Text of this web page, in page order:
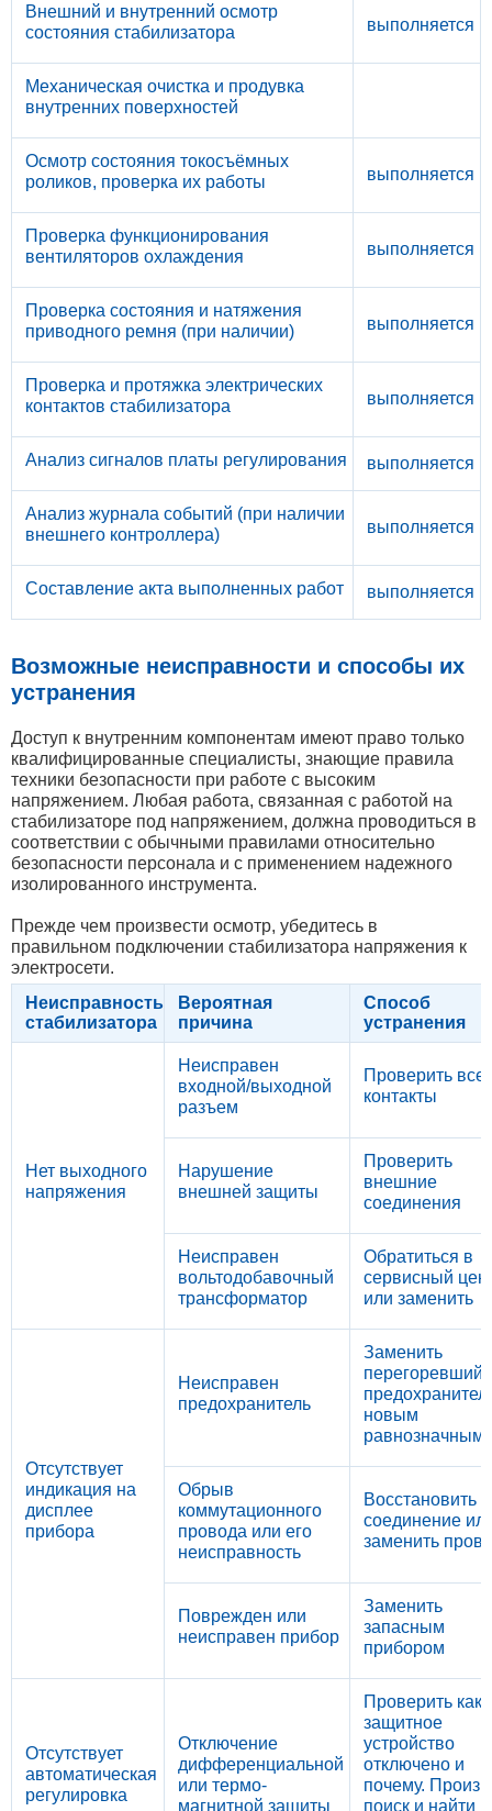
Внешний и внутренний осмотр
состояния стабилизатора
выполняется
Механическая очистка и продувка
внутренних поверхностей
Осмотр состояния токосъёмных
роликов, проверка их работы
выполняется
Проверка функционирования
вентиляторов охлаждения
выполняется
Проверка состояния и натяжения
приводного ремня (при наличии)
выполняется
Проверка и протяжка электрических
контактов стабилизатора
выполняется
Анализ сигналов платы регулирования выполняется
Анализ журнала событий (при наличии
внешнего контроллера)
выполняется
Составление акта выполненных работ выполняется
Возможные неисправности и способы их
устранения
Доступ к внутренним компонентам имеют право только
квалифицированные специалисты, знающие правила
техники безопасности при работе с высоким
напряжением. Любая работа, связанная с работой на
стабилизаторе под напряжением, должна проводиться в
соответствии с обычными правилами относительно
безопасности персонала и с применением надежного
изолированного инструмента.
Прежде чем произвести осмотр, убедитесь в
правильном подключении стабилизатора напряжения к
электросети.
Неисправность
стабилизатора
Вероятная
причина
Способ
устранения
Нет выходного
напряжения
Неисправен
входной/выходной
разъем
Проверить все
контакты
Нарушение
внешней защиты
Проверить
внешние
соединения
Неисправен
вольтодобавочный
трансформатор
Обратиться в
сервисный
или заменить
Отсутствует
индикация на
дисплее
прибора
Неисправен
предохранитель
Заменить
перегоревший
новым
равнозначным
Обрыв
коммутационного
провода или его
неисправность
Восстановить
соединение
заменить
Поврежден или
неисправен прибор
Заменить
запасным
прибором
Отсутствует
автоматическая
регулировка
Отключение
дифференциальной
или термо-
магнитной защиты
Проверить
защитное
устройство
отключено и
почему.
поиск и найти